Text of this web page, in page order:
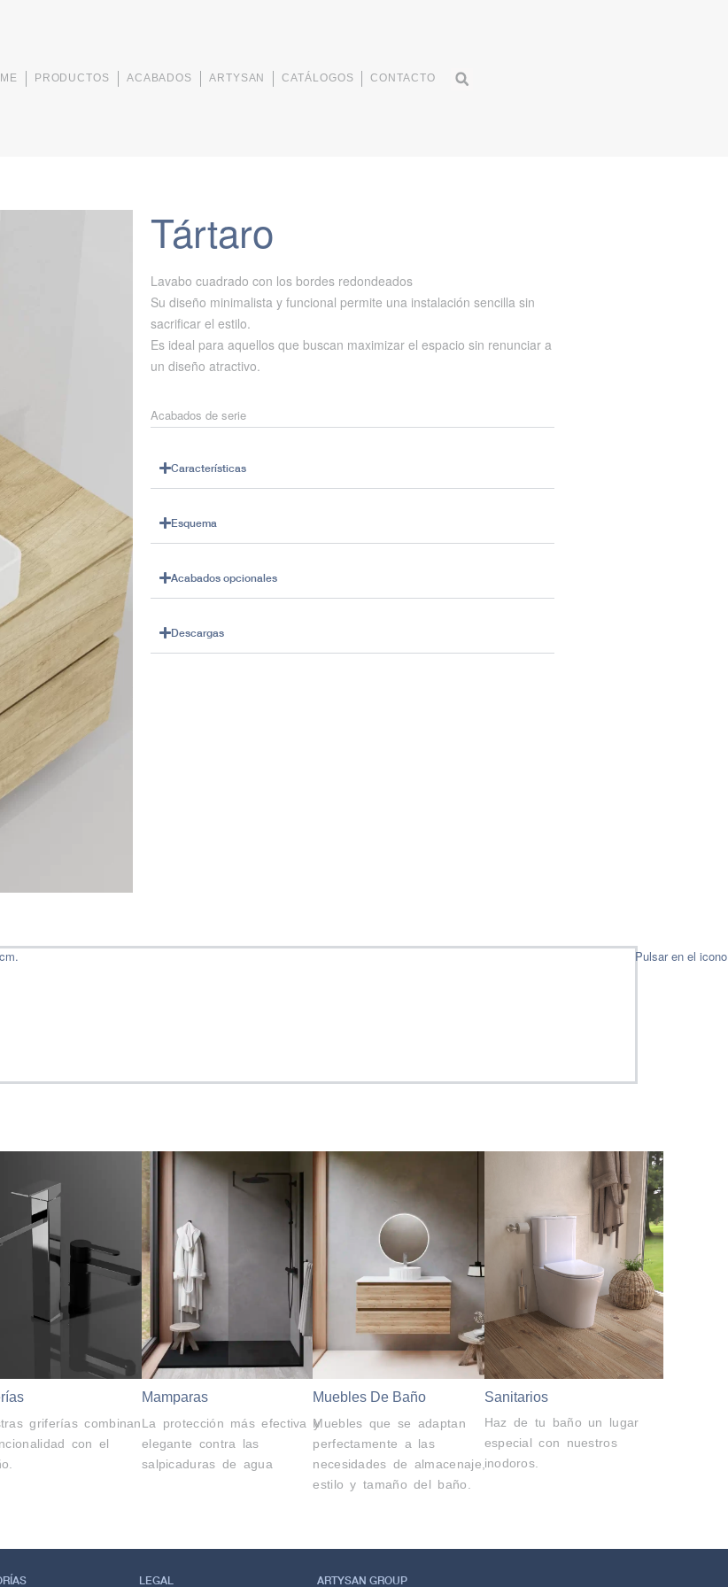
PRODUCTOS ACABADOS ARTYSAN CATÁLOGOS CONTACTO
Tártaro
Lavabo cuadrado con los bordes redondeados
Su diseño minimalista y funcional permite una instalación sencilla sin
sacrificar el estilo.
Es ideal para aquellos que buscan maximizar el espacio sin renunciar a
un diseño atractivo.
Acabados de serie
Características
Esquema
Acabados opcionales
Descargas
Pulsar en el
griferías combinan
con el
Mamparas
La protección más efectiva y
elegante contra las
salpicaduras de agua
Muebles De Baño
Muebles que se adaptan
perfectamente a las
necesidades de almacenaje,
estilo y tamaño del baño.
Sanitarios
Haz de tu baño un lugar
especial con nuestros
inodoros.
LEGAL ARTYSAN GROUP